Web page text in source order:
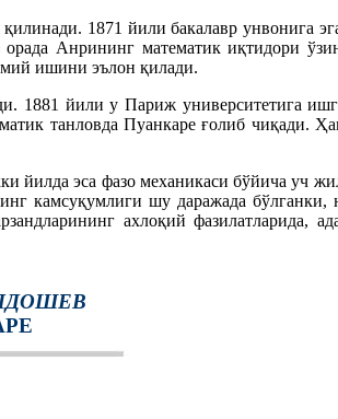
1871 йили бакалавр унвонига
Анрининг математик иқтидори
ишини эълон қилади.
1881 йили у Париж университетига
танловда Пуанкаре ғолиб чиқади.
йилда эса фазо механикаси бўйича уч
камсуқумлиги шу даражада бўлганки,
ахлоқий фазилатларида,